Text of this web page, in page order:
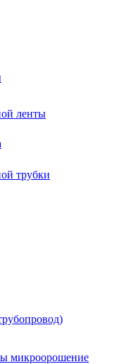
ленты
трубки
микроорошение